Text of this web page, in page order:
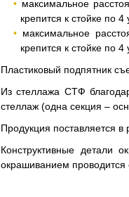
максимальное
крепится к стойке по
максимальное
крепится к стойке по
Пластиковый подпятник
Из стеллажа СТФ
стеллаж (одна секция –
Продукция поставляется в
Конструктивные детали
окрашиванием проводится